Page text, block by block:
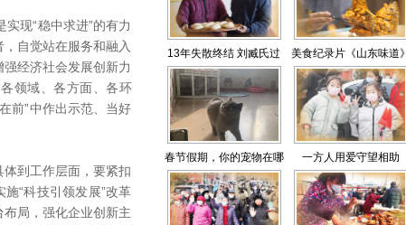
现“稳中求进”的有力
自觉站在服务和融入
经济社会发展创新力
领域、各方面、各环
前”中作出示范、当好
到工作层面，要紧扣
“科技引领发展”改革
局，强化企业创新主
13年失散终结 刘臧氏过
年蒸了花馒头
美食纪录片《山东味道》
重磅首播
春节假期，你的宠物在哪
过？
一方人用爱守望相助